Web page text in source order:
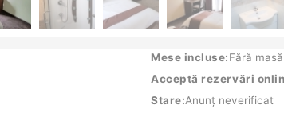
Mese incluse:Fără
Acceptă rezervări
Stare:Anunț neverificat